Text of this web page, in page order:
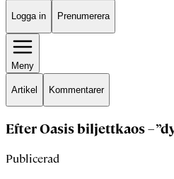
Logga in Prenumerera
Meny
Artikel Kommentarer
Efter Oasis biljettkaos –
Publicerad